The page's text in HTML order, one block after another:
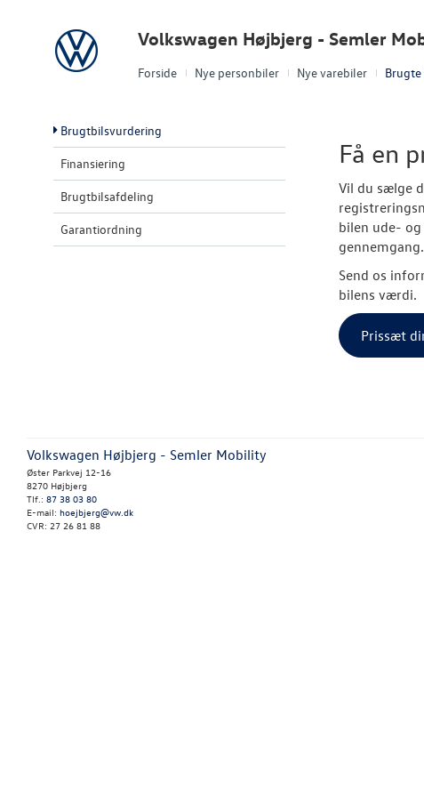
Forside Nye personbiler Nye varebiler
Volkswagen Volkswagen Højbjerg - Semler
Brugtbilsvurdering
Finansiering
Brugtbilsafdeling
Garantiordning
Få en
Vil du sælge
bilen ude-
gennemgang.
Send os
bilens værdi.
Prissæt
Volkswagen Højbjerg - Semler Mobility
Øster Parkvej 12-16
8270 Højbjerg
Tlf.: 87 38 03 80
E-mail: hoejbjerg@vw.dk
CVR: 27 26 81 88